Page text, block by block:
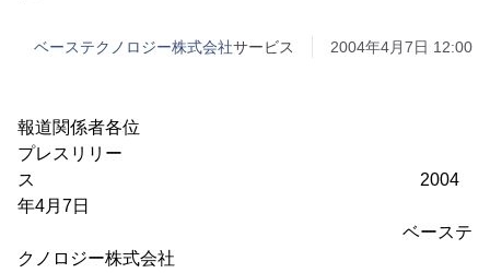
ベーステクノロジー株式会社サービス 2004年4月7日 12:00
報道関係者各位
プレスリリー
ス 2004
年4月7日
ベーステ
クノロジー株式会社